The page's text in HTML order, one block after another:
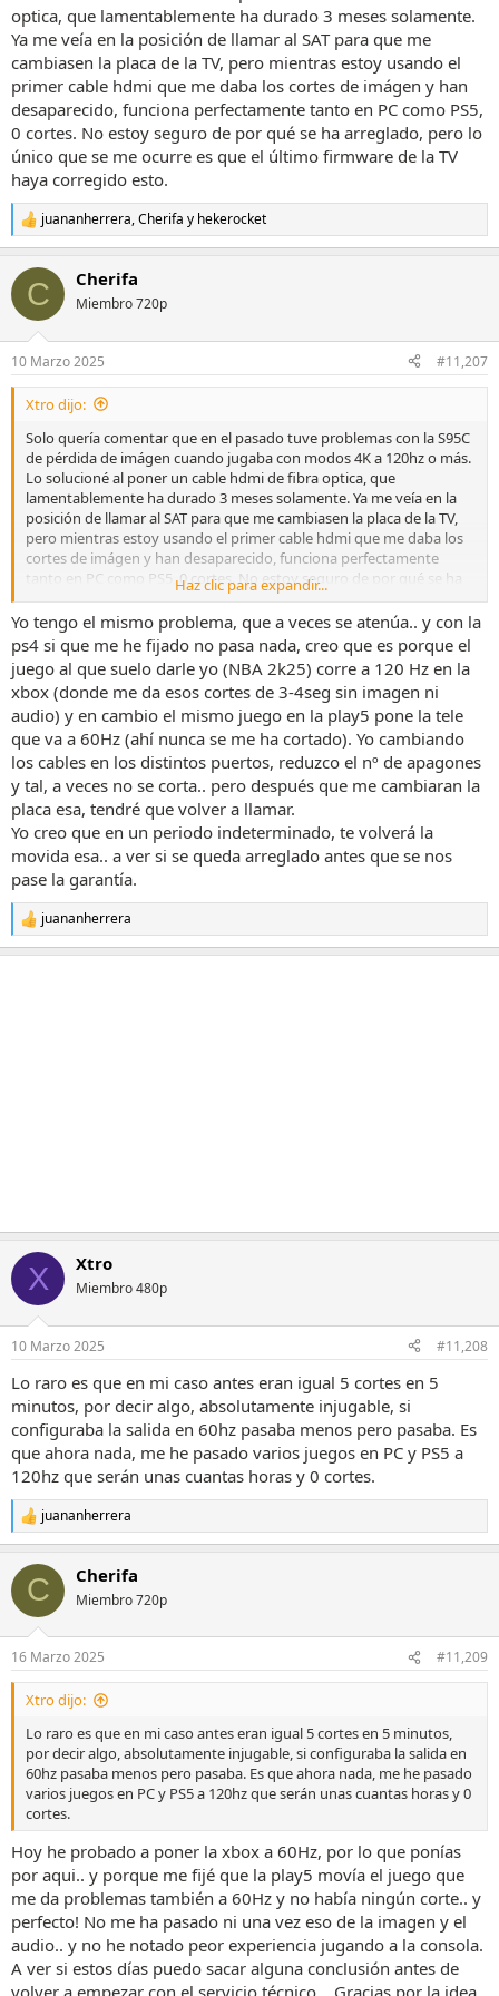
optica, que lamentablemente ha durado 3 meses solamente.
Ya me veía en la posición de llamar al SAT para que me
cambiasen la placa de la TV, pero mientras estoy usando el
primer cable hdmi que me daba los cortes de imágen y han
desaparecido, funciona perfectamente tanto en PC como PS5,
0 cortes. No estoy seguro de por qué se ha arreglado, pero lo
único que se me ocurre es que el último firmware de la TV
haya corregido esto.
R
e
c
i
e
s
juananherrera,Cherifa y hekerocket
C Cherifa
Miembro 720p
10 Marzo 2025 #11,207
Xtro dijo:
Solo quería comentar que en el pasado tuve problemas con la S95C
de pérdida de imágen cuando jugaba con modos 4K a 120hz o más.
Lo solucioné al poner un cable hdmi de fibra optica, que
lamentablemente ha durado 3 meses solamente. Ya me veía en la
posición de llamar al SAT para que me cambiasen la placa de la TV,
pero mientras estoy usando el primer cable hdmi que me daba los
cortes de imágen y han desaparecido, funciona perfectamente
tanto en PC como PS5, 0 cortes. No estoy seguro de por qué se ha
arreglado, pero lo único que se me ocurre es que el último firmware
de la TV haya corregido esto.
Haz clic para expandir...
Yo tengo el mismo problema, que a veces se atenúa.. y con la
ps4 si que me he fijado no pasa nada, creo que es porque el
juego al que suelo darle yo (NBA 2k25) corre a 120 Hz en la
xbox (donde me da esos cortes de 3-4seg sin imagen ni
audio) y en cambio el mismo juego en la play5 pone la tele
que va a 60Hz (ahí nunca se me ha cortado). Yo cambiando
los cables en los distintos puertos, reduzco el nº de apagones
y tal, a veces no se corta.. pero después que me cambiaran la
placa esa, tendré que volver a llamar.
Yo creo que en un periodo indeterminado, te volverá la
movida esa.. a ver si se queda arreglado antes que se nos
pase la garantía.
R
e
a
juananherrera
X Xtro
Miembro 480p
10 Marzo 2025 #11,208
Lo raro es que en mi caso antes eran igual 5 cortes en 5
minutos, por decir algo, absolutamente injugable, si
configuraba la salida en 60hz pasaba menos pero pasaba. Es
que ahora nada, me he pasado varios juegos en PC y PS5 a
120hz que serán unas cuantas horas y 0 cortes.
R
e
c
i
e
s
juananherrera
C Cherifa
Miembro 720p
16 Marzo 2025 #11,209
Xtro dijo:
Lo raro es que en mi caso antes eran igual 5 cortes en 5 minutos,
por decir algo, absolutamente injugable, si configuraba la salida en
60hz pasaba menos pero pasaba. Es que ahora nada, me he pasado
varios juegos en PC y PS5 a 120hz que serán unas cuantas horas y 0
cortes.
Hoy he probado a poner la xbox a 60Hz, por lo que ponías
por aqui.. y porque me fijé que la play5 movía el juego que
me da problemas también a 60Hz y no había ningún corte.. y
perfecto! No me ha pasado ni una vez eso de la imagen y el
audio.. y no he notado peor experiencia jugando a la consola.
A ver si estos días puedo sacar alguna conclusión antes de
volver a empezar con el servicio técnico... Gracias por la idea.